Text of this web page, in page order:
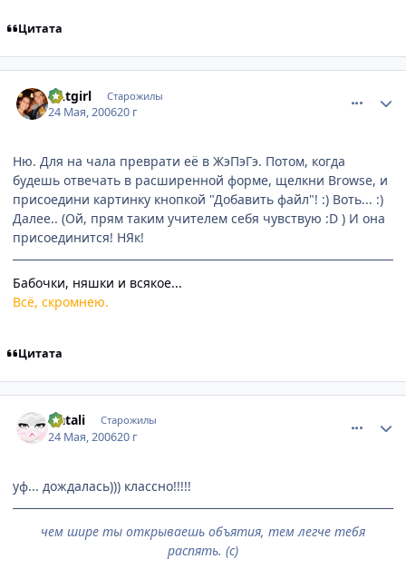
Цитата
CAtgirl Старожилы
24 Мая, 200620 г
Ню. Для на чала преврати её в ЖэПэГэ. Потом, когда
будешь отвечать в расширенной форме, щелкни Browse, и
присоедини картинку кнопкой "Добавить файл"! :) Воть... :)
Далее.. (Ой, прям таким учителем себя чувствую :D ) И она
присоединится! НЯк!
Бабочки, няшки и всякое...
Всё, скромнею.
Цитата
Natali Старожилы
24 Мая, 200620 г
уф... дождалась))) классно!!!!!
чем шире ты открываешь объятия, тем легче тебя
распять. (с)